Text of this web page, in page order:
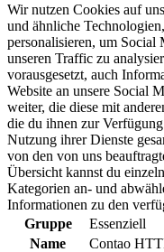
Wir nutzen Cookies auf
und ähnliche
personalisieren, um Social
unseren Traffic zu
vorausgesetzt, auch
Website an unsere Social
weiter, die diese mit
die du ihnen zur
Nutzung ihrer Dienste
von den von uns
Übersicht kannst du
Kategorien an- und
Informationen zu den
Gruppe
Essenziell
Name
Contao